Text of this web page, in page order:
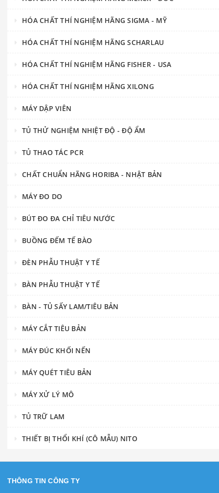
HÓA CHẤT THÍ NGHIỆM HÃNG SIGMA - MỸ
HÓA CHẤT THÍ NGHIỆM HÃNG SCHARLAU
HÓA CHẤT THÍ NGHIỆM HÃNG FISHER - USA
HÓA CHẤT THÍ NGHIỆM HÃNG XILONG
MÁY DẬP VIÊN
TỦ THỬ NGHIỆM NHIỆT ĐỘ - ĐỘ ẨM
TỦ THAO TÁC PCR
CHẤT CHUẨN HÃNG HORIBA - NHẬT BẢN
MÁY ĐO DO
BÚT ĐO ĐA CHỈ TIÊU NƯỚC
BUỒNG ĐẾM TẾ BÀO
ĐÈN PHẪU THUẬT Y TẾ
BÀN PHẪU THUẬT Y TẾ
BÀN - TỦ SẤY LAM/TIÊU BẢN
MÁY CẮT TIÊU BẢN
MÁY ĐÚC KHỐI NẾN
MÁY QUÉT TIÊU BẢN
MÁY XỬ LÝ MÔ
TỦ TRỮ LAM
THIẾT BỊ THỔI KHÍ (CÔ MẪU) NITO
THÔNG TIN CÔNG TY